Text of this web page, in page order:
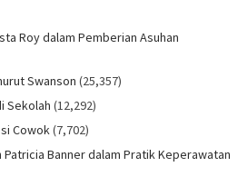
Roy dalam Pemberian Asuhan
Swanson (25,357)
Sekolah (12,292)
Cowok(7,702)
Banner dalam Pratik Keperawatan